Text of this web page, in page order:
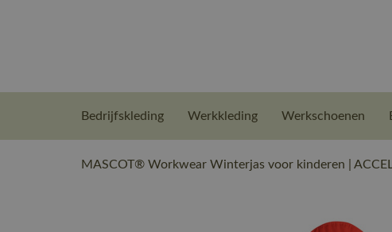
Bedrijfskleding Werkkleding Werkschoenen
MASCOT® Workwear Winterjas voor kinderen |